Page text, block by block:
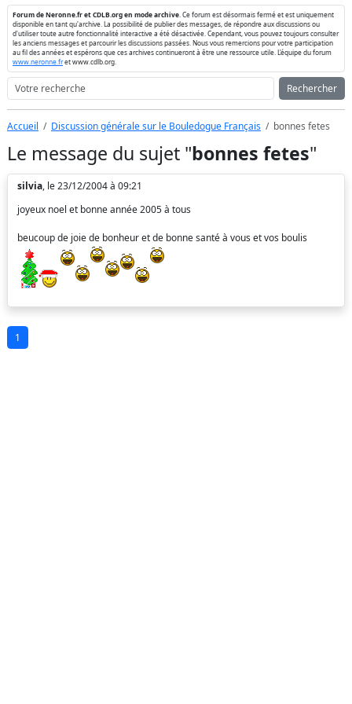
Forum de Neronne.fr et CDLB.org en mode archive . Ce forum est désormais fermé et est uniquement
disponible en tant qu'archive. La possibilité de publier des messages, de répondre aux discussions ou
d'utiliser toute autre fonctionnalité interactive a été désactivée. Cependant, vous pouvez toujours consulter
les anciens messages et parcourir les discussions passées. Nous vous remercions pour votre participation
au fil des années et espérons que ces archives continueront à être une ressource utile. L'équipe du forum
www.neronne.fret www.cdlb.org.
Rechercher
Accueil Discussion générale sur le Bouledogue Français bonnes fetes
Le message du sujet "bonnes fetes"
silvia, le 23/12/2004 à 09:21
joyeux noel et bonne année 2005 à tous
beucoup de joie de bonheur et de bonne santé à vous et vos boulis
1